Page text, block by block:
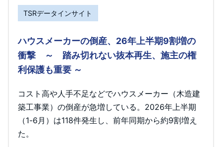
TSRデータインサイト
ハウスメーカーの倒産、26年上半期9割増の
衝撃 ～ 踏み切れない抜本再生、施主の権
利保護も重要 ～
コスト高や人手不足などでハウスメーカー（木造建
築工事業）の倒産が急増している。2026年上半期
（1-6月）は118件発生し、前年同期から約9割増え
た。